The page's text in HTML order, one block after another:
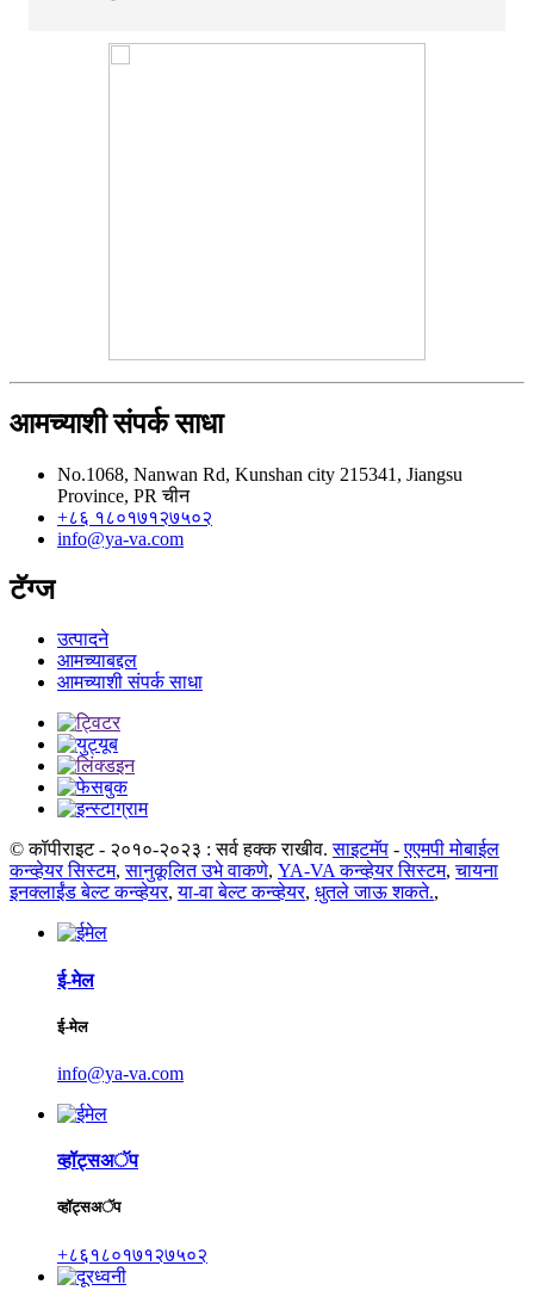
आमच्याशी संपर्क साधा
No.1068, Nanwan Rd, Kunshan city 215341, Jiangsu
Province, PR चीन
+८६ १८०१७१२७५०२
info@ya-va.com
टॅग्ज
उत्पादने
आमच्याबद्दल
आमच्याशी संपर्क साधा
© कॉपीराइट - २०१०-२०२३ : सर्व हक्क राखीव. साइटमॅप -एएमपी मोबाईल
कन्व्हेयर सिस्टम,सानुकूलित उभे वाकणे, YA-VA कन्व्हेयर सिस्टम,चायना
इनक्लाईंड बेल्ट कन्व्हेयर,या-वा बेल्ट कन्व्हेयर, धुतले जाऊ शकते.,
ई-मेल
ई-मेल
info@ya-va.com
व्हॉट्सअॅप
व्हॉट्सअॅप
+८६१८०१७१२७५०२